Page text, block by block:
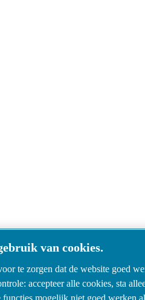
van cookies.
te zorgen dat de website goed
accepteer alle cookies, sta
mogelijk niet goed werken